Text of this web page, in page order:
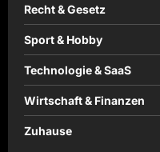
Recht & Gesetz
Sport & Hobby
Technologie & SaaS
Wirtschaft & Finanzen
Zuhause